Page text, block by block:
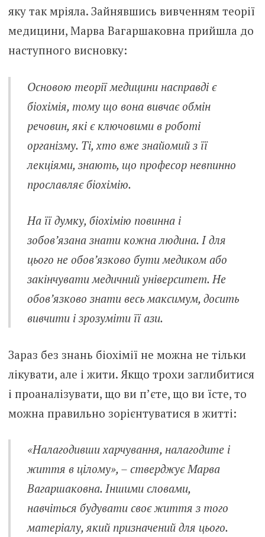
яку так мріяла. Зайнявшись вивченням теорії
медицини, Марва Вагаршаковна прийшла до
наступного висновку:
Основою теорії медицини насправді є
біохімія, тому що вона вивчає обмін
речовин, які є ключовими в роботі
організму. Ті, хто вже знайомий з її
лекціями, знають, що професор невпинно
прославляє біохімію.
На її думку, біохімію повинна і
зобов’язана знати кожна людина. І для
цього не обов’язково бути медиком або
закінчувати медичний університет. Не
обов’язково знати весь максимум, досить
вивчити і зрозуміти її ази.
Зараз без знань біохімії не можна не тільки
лікувати, але і жити. Якщо трохи заглибитися
і проаналізувати, що ви п’єте, що ви їсте, то
можна правильно зорієнтуватися в житті:
«Налагодивши харчування, налагодите і
життя в цілому», – стверджує Марва
Вагаршаковна. Іншими словами,
навчіться будувати своє життя з того
матеріалу, який призначений для цього.